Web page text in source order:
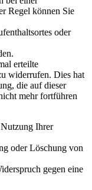
Regel können Sie
oder
erteilte
widerrufen. Dies hat
die auf dieser
mehr fortführen
Ihrer
oder Löschung von
gegen eine